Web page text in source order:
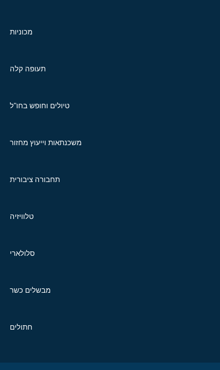
מכוניות
תעופה קלה
טיולים וחופש בחו"ל
משכנתאות וייעוץ מחזור
תחבורה ציבורית
טלוויזיה
סלולארי
מבשלים כשר
חתולים